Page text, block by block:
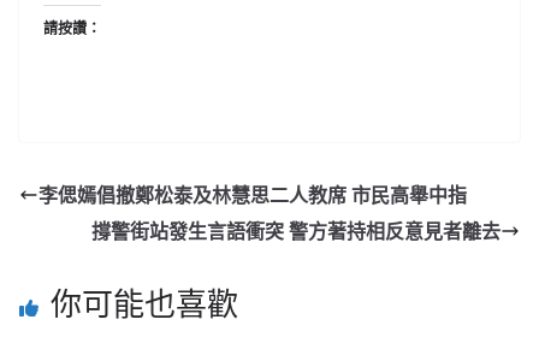
請按讚：
李偲嫣倡撤鄭松泰及林慧思二人教席 市民高舉中指
撐警街站發生言語衝突 警方著持相反意見者離去
你可能也喜歡